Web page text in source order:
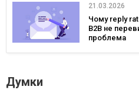
21.03.2026
Чому reply
B2B не
проблема
Думки